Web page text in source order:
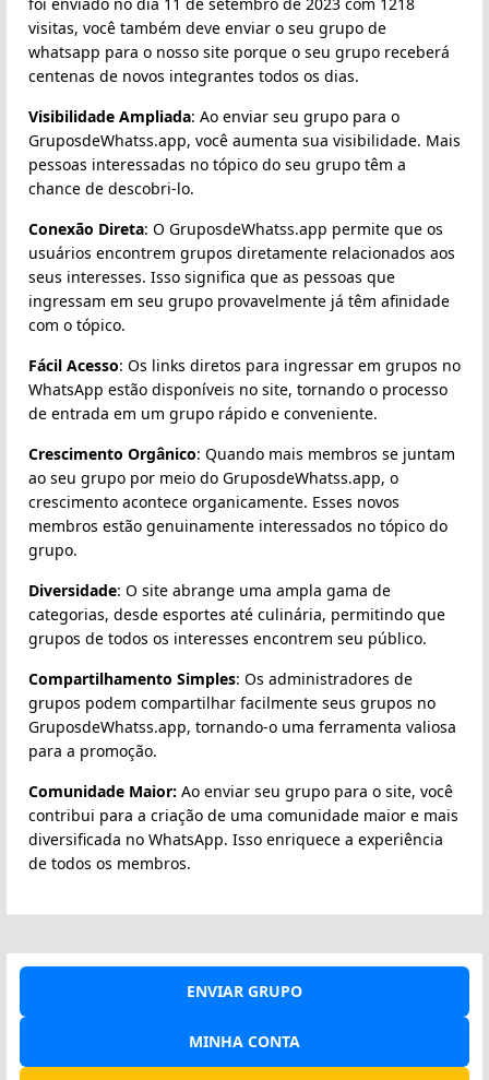
visitas, você também deve enviar o seu grupo de
whatsapp para o nosso site porque o seu grupo receberá
centenas de novos integrantes todos os dias.
Visibilidade Ampliada: Ao enviar seu grupo para o
GruposdeWhatss.app, você aumenta sua visibilidade. Mais
pessoas interessadas no tópico do seu grupo têm a
chance de descobri-lo.
Conexão Direta: O GruposdeWhatss.app permite que os
usuários encontrem grupos diretamente relacionados aos
seus interesses. Isso significa que as pessoas que
ingressam em seu grupo provavelmente já têm afinidade
com o tópico.
Fácil Acesso: Os links diretos para ingressar em grupos no
WhatsApp estão disponíveis no site, tornando o processo
de entrada em um grupo rápido e conveniente.
Crescimento Orgânico: Quando mais membros se juntam
ao seu grupo por meio do GruposdeWhatss.app, o
crescimento acontece organicamente. Esses novos
membros estão genuinamente interessados no tópico do
grupo.
Diversidade: O site abrange uma ampla gama de
categorias, desde esportes até culinária, permitindo que
grupos de todos os interesses encontrem seu público.
Compartilhamento Simples: Os administradores de
grupos podem compartilhar facilmente seus grupos no
GruposdeWhatss.app, tornando-o uma ferramenta valiosa
para a promoção.
Comunidade Maior: Ao enviar seu grupo para o site, você
contribui para a criação de uma comunidade maior e mais
diversificada no WhatsApp. Isso enriquece a experiência
de todos os membros.
ENVIAR GRUPO
MINHA CONTA